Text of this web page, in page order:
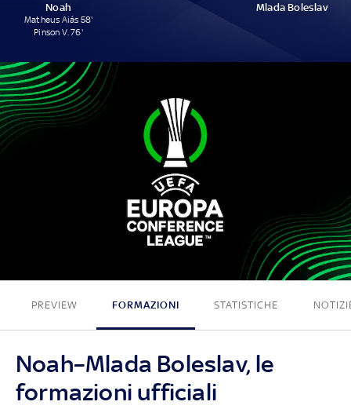
Noah
Matheus Aiás 58'
Pinson V. 76'
Mlada Boleslav
2 - 0
PREVIEW FORMAZIONI STATISTICHE
Noah–Mlada Boleslav, le
formazioni ufficiali